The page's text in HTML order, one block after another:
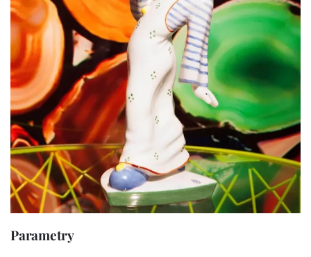
Parametry